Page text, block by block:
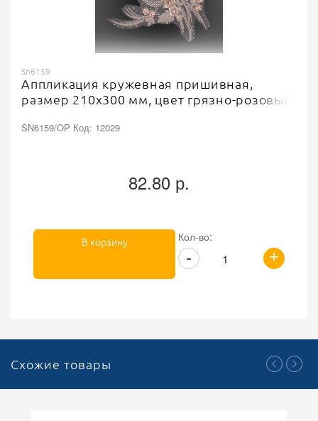
Sn6159
Аппликация кружевная пришивная,
размер 210х300 мм, цвет грязно-розовый
SN6159/OP Код: 12029
82.80 р.
Кол-во:
+
-
В корзину
Схожие товары